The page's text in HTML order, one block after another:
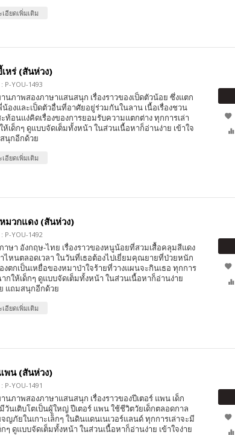
อียดเพิ่มเติม
หร่ (สันห่วง)
P-YOU-1493
นภาพสองภาษาแสนสนุก เรื่องราวของเป็ดตัวน้อย ซึ่งแตก
น้องและเป็ดตัวอื่นที่อาศัยอยู่ร่วมกันในลาน เนื้อเรื่องชวน
ท้อนแง่คิดเรื่องของการยอมรับความแตกต่าง ทุกการเล่า
เด็กๆ ดูแบบจัดเต็มทั้งหน้า ในส่วนเนื้อหาก็อ่านง่าย เข้าใจ
นุกอีกด้วย
อียดเพิ่มเติม
มวกแดง (สันห่วง)
P-YOU-1492
าษา อังกฤษ-ไทย เรื่องราวของหนูน้อยที่สวมเสื้อคลุมสีแดง
ไหนตลอดเวลา ในวันที่เธอต้องไปเยี่ยมคุณยายที่ป่วยหนัก
งตกเป็นเหยื่อของหมาป่าใจร้ายที่วางแผนจะกินเธอ ทุกการ
ากให้เด็กๆ ดูแบบจัดเต็มทั้งหน้า ในส่วนเนื้อหาก็อ่านง่าย
ย แถมสนุกอีกด้วย
อียดเพิ่มเติม
พน (สันห่วง)
P-YOU-1491
นภาพสองภาษาแสนสนุก เรื่องราวของปีเตอร์ แพน เด็ก
วันเติบโตเป็นผู้ใหญ่ ปีเตอร์ แพน ใช้ชีวิตวัยเด็กตลอดกาล
ญภัยในเกาะเล็กๆ ในดินแดนเนเวอร์แลนด์ ทุกการเล่าจะมี
ๆ ดูแบบจัดเต็มทั้งหน้า ในส่วนเนื้อหาก็อ่านง่าย เข้าใจง่าย